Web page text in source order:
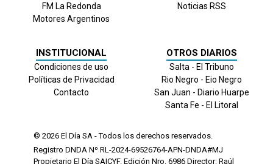
FM La Redonda
Motores Argentinos
Noticias RSS
INSTITUCIONAL
Condiciones de uso
Políticas de Privacidad
Contacto
OTROS DIARIOS
Salta - El Tribuno
Rio Negro - Eio Negro
San Juan - Diario Huarpe
Santa Fe - El Litoral
© 2026 El Día SA - Todos los derechos reservados.
Registro DNDA Nº RL-2024-69526764-APN-DNDA#MJ
Propietario El Día SAICYF. Edición Nro. 6986 Director: Raúl